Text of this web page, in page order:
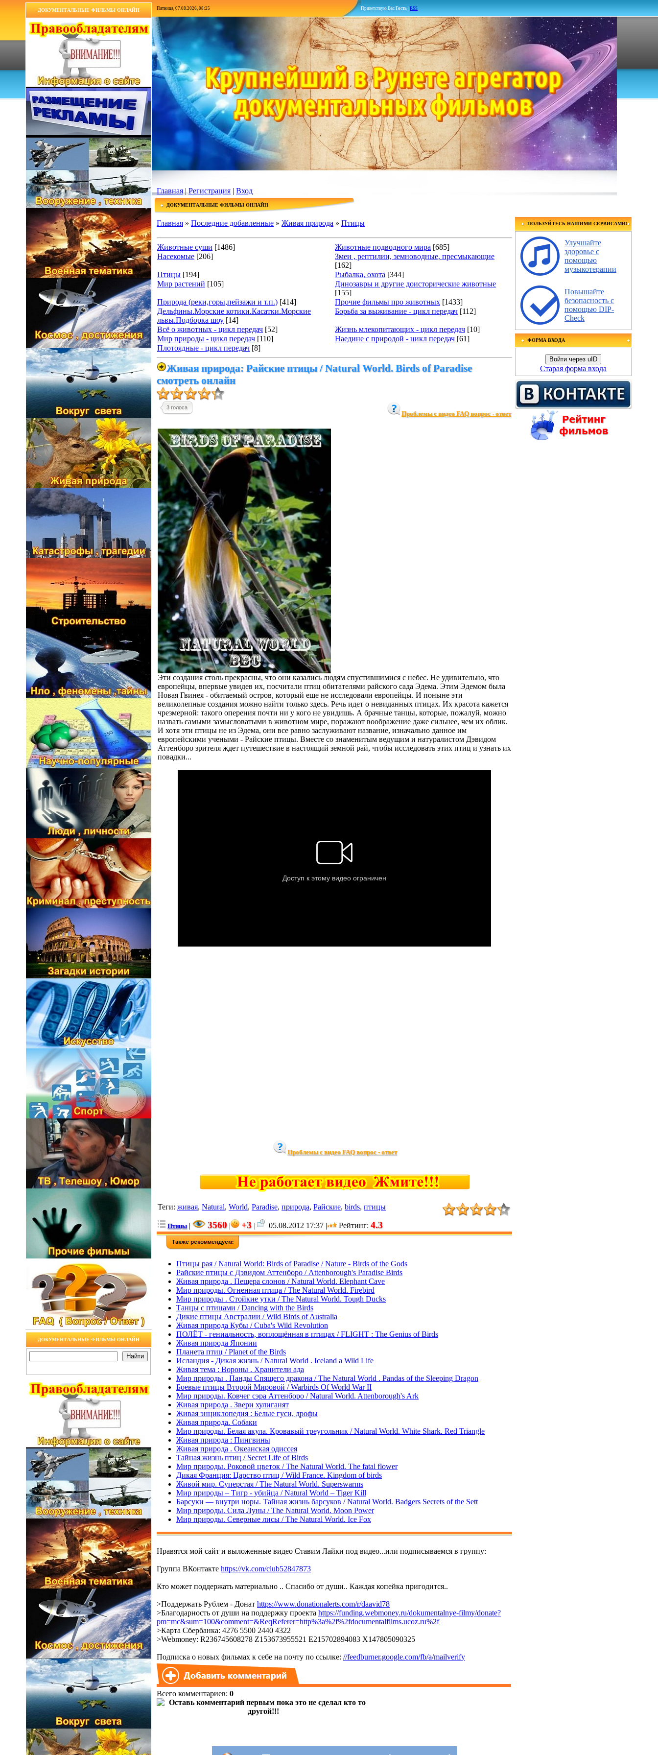
ДОКУМЕНТАЛЬНЫЕ ФИЛЬМЫ ОНЛАЙН
ДОКУМЕНТАЛЬНЫЕ ФИЛЬМЫ ОНЛАЙН
Пятница, 07.08.2026, 08:25 Приветствую Вас Гость RSS
Главная|Регистрация | Вход
ДОКУМЕНТАЛЬНЫЕ ФИЛЬМЫ ОНЛАЙН
Главная » Последние добавленные » Живая природа » Птицы
Животные суши [1486] Животные подводного мира [685]
Насекомые [206]
Змеи , рептилии, земноводные, пресмыкающие
[162]
Птицы [194] Рыбалка, охота [344]
Мир растений [105]
Динозавры и другие доисторические животные
[155]
Природа (реки,горы,пейзажи и т.п.) [414] Прочие фильмы про животных [1433]
Дельфины.Морские котики.Касатки.Морские
львы.Подборка шоу [14]
Борьба за выживание - цикл передач [112]
Всё о животных - цикл передач [52] Жизнь млекопитающих - цикл передач [10]
Мир природы - цикл передач [110] Наедине с природой - цикл передач [61]
Плотоядные - цикл передач [8]
Живая природа: Райские птицы / Natural World. Birds of Paradise
смотреть онлайн
3 голоса
Проблемы с видео FAQ вопрос - ответ
Эти создания столь прекрасны, что они казались людям спустившимися с небес. Не удивительно, что
европейцы, впервые увидев их, посчитали птиц обитателями райского сада Эдема. Этим Эдемом была
Новая Гвинея - обитаемый остров, который еще не исследовали европейцы. И поныне эти
великолепные создания можно найти только здесь. Речь идет о невиданных птицах. Их красота кажется
чрезмерной: такого оперения почти ни у кого не увидишь. А брачные танцы, которые, пожалуй, можно
назвать самыми замысловатыми в животном мире, поражают воображение даже сильнее, чем их облик.
И хотя эти птицы не из Эдема, они все равно заслуживают название, изначально данное им
европейскими учеными - Райские птицы. Вместе со знаменитым ведущим и натуралистом Дэвидом
Аттенборо зрителя ждет путешествие в настоящий земной рай, чтобы исследовать этих птиц и узнать их
повадки...
Проблемы с видео FAQ вопрос - ответ
Теги: живая, Natural, World, Paradise, природа, Райские, birds, птицы
Птицы| 3560 | +3 | 05.08.2012 17:37 | Рейтинг: 4.3
Птицы рая / Natural World: Birds of Paradise / Nature - Birds of the Gods
Райские птицы с Дэвидом Аттенборо / Attenborough's Paradise Birds
Живая природа . Пещера слонов / Natural World. Elephant Cave
Мир природы. Огненная птица / The Natural World. Firebird
Мир природы . Стойкие утки / The Natural World. Tough Ducks
Танцы с птицами / Dancing with the Birds
Дикие птицы Австралии / Wild Birds of Australia
Живая природа Кубы / Cuba's Wild Revolution
ПОЛЁТ - гениальность, воплощённая в птицах / FLIGHT : The Genius of Birds
Живая природа Японии
Планета птиц / Planet of the Birds
Исландия - Дикая жизнь / Natural World . Iceland a Wild Life
Живая тема : Вороны . Хранители ада
Мир природы . Панды Спящего дракона / The Natural World . Pandas of the Sleeping Dragon
Боевые птицы Второй Мировой / Warbirds Of World War II
Мир природы. Ковчег сэра Аттенборо / Natural World. Attenborough's Ark
Живая природа . Звери хулиганят
Живая энциклопедия : Белые гуси, дрофы
Живая природа. Собаки
Мир природы. Белая акула. Кровавый треугольник / Natural World. White Shark. Red Triangle
Живая природа : Пингвины
Живая природа . Океанская одиссея
Тайная жизнь птиц / Secret Life of Birds
Мир природы. Роковой цветок / The Natural World. The fatal flower
Дикая Франция: Царство птиц / Wild France. Kingdom of birds
Живой мир. Суперстая / The Natural World. Superswarms
Мир природы – Тигр - убийца / Natural World – Tiger Kill
Барсуки — внутри норы. Тайная жизнь барсуков / Natural World. Badgers Secrets of the Sett
Мир природы. Сила Луны / The Natural World. Moon Power
Мир природы. Северные лисы / The Natural World. Ice Fox
Нравятся мой сайт и выложенные видео Ставим Лайки под видео...или подписываемся в группу:
Группа ВКонтакте https://vk.com/club52847873
Кто может поддержать материально .. Спасибо от души.. Каждая копейка пригодится..
>Поддержать Рублем - Донат https://www.donationalerts.com/r/daavid78
>Благодарность от души на поддержку проекта https://funding.webmoney.ru/dokumentalnye-filmy/donate?
pm=mc&sum=100&comment=&ReqReferer=http%3a%2f%2fdocumentalfilms.ucoz.ru%2f
>Карта Сбербанка: 4276 5500 2440 4322
>Webmoney: R236745608278 Z153673955521 E215702894083 X147805090325
Подписка о новых фильмах к себе на почту по ссылке: //feedburner.google.com/fb/a/mailverify
Всего комментариев: 0
ПОЛЬЗУЙТЕСЬ НАШИМИ СЕРВИСАМИ!
Улучшайте
здоровье с
помощью
музыкотерапии
Повышайте
безопасность с
помощью DIP-
Check
ФОРМА ВХОДА
Войти через uID
Старая форма входа